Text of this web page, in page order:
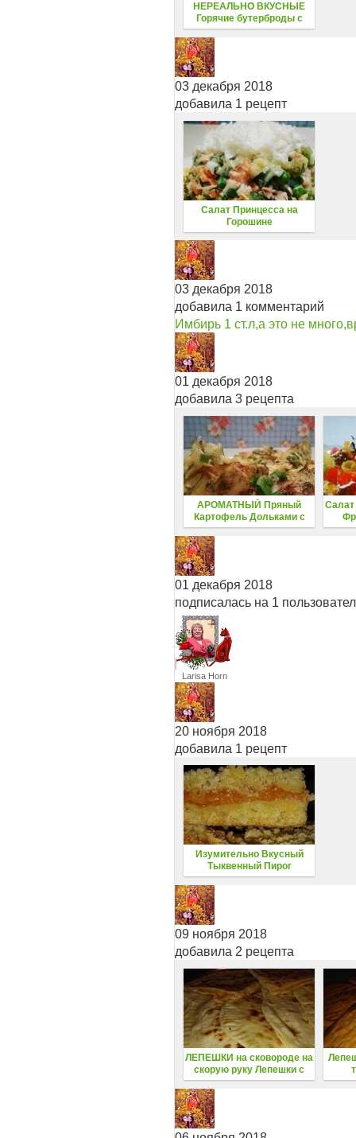
НЕРЕАЛЬНО ВКУСНЫЕ
Горячие бутерброды с
мандаринами в духовке
НА СКОРУЮ РУКУ, К
НОВОГОДНЕМУ СТОЛУ
03 декабря 2018
добавила 1 рецепт
Салат Принцесса на
Горошине
03 декабря 2018
добавила 1 комментарий
Имбирь 1 ст.л,а это не
01 декабря 2018
добавила 3 рецепта
АРОМАТНЫЙ Пряный
Картофель Дольками с
Хрустящей Корочкой В
Салат
01 декабря 2018
подписалась на 1
Larisa Horn
20 ноября 2018
добавила 1 рецепт
Изумительно Вкусный
Тыквенный Пирог
09 ноября 2018
добавила 2 рецепта
ЛЕПЕШКИ на сковороде на
скорую руку Лепешки с
тыквой